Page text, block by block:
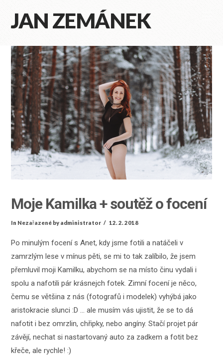
JAN ZEMÁNEK
Moje Kamilka + soutěž o focení
In Nezařazené by administrator 12. 2. 2018
Po minulým focení s Anet, kdy jsme fotili a natáčeli v
zamrzlým lese v mínus pěti, se mi to tak zalíbilo, že jsem
přemluvil moji Kamilku, abychom se na místo činu vydali i
spolu a nafotili pár krásnejch fotek. Zimní focení je něco,
čemu se většina z nás (fotografů i modelek) vyhýbá jako
aristokracie slunci :D … ale musím vás ujistit, že se to dá
nafotit i bez omrzlin, chřipky, nebo angíny. Stačí projet pár
závějí, nechat si nastartovaný auto za zadkem a fotit bez
křeče, ale rychle! :)